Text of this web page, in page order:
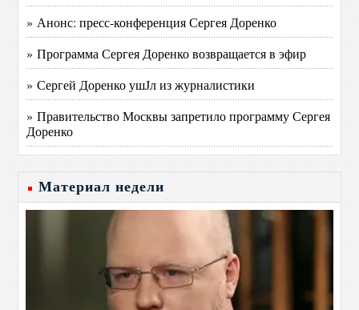
» Анонс: пресс-конференция Сергея Доренко
» Программа Сергея Доренко возвращается в эфир
» Сергей Доренко ушЈл из журналистики
» Правительство Москвы запретило программу Сергея
Доренко
Материал недели